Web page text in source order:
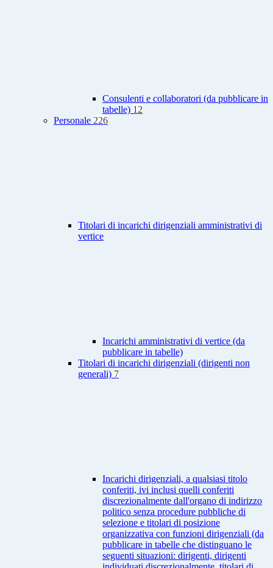
Consulenti e collaboratori (da pubblicare in
tabelle) 12
Personale 226
Titolari di incarichi dirigenziali amministrativi di
vertice
Incarichi amministrativi di vertice (da
pubblicare in tabelle)
Titolari di incarichi dirigenziali (dirigenti non
generali) 7
Incarichi dirigenziali, a qualsiasi titolo
conferiti, ivi inclusi quelli conferiti
discrezionalmente dall'organo di indirizzo
politico senza procedure pubbliche di
selezione e titolari di posizione
organizzativa con funzioni dirigenziali (da
pubblicare in tabelle che distinguano le
seguenti situazioni: dirigenti, dirigenti